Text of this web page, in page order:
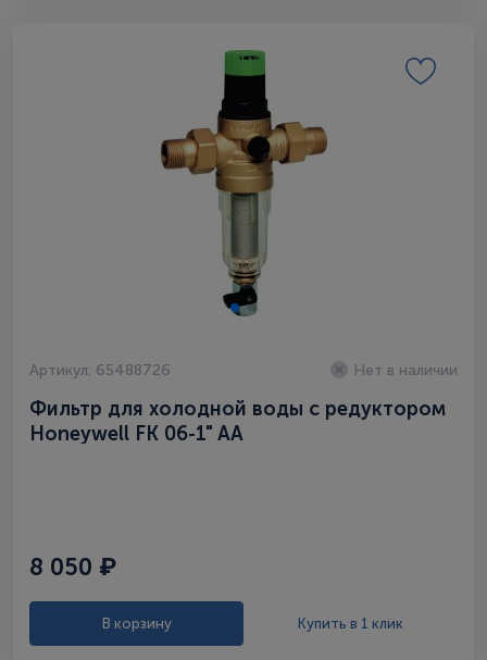
Артикул: 65488726 Нет в наличии
Фильтр для холодной воды c редуктором
Honeywell FK 06-1" AA
8 050 ₽
В корзину Купить в 1 клик